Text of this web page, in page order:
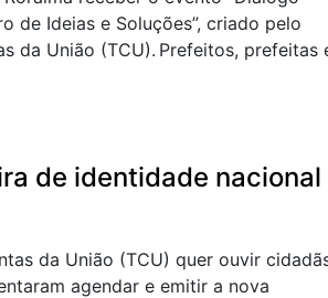
de Ideias e Soluções”, criado pelo
da União (TCU). Prefeitos, prefeitas
de identidade nacional
da União (TCU) quer ouvir
agendar e emitir a nova